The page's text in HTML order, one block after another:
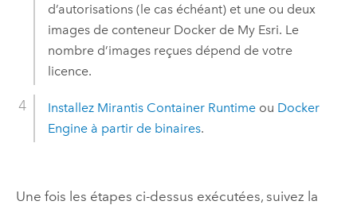
d’autorisations (le cas échéant) et une ou deux
images de conteneur Docker de My Esri. Le
nombre d’images reçues dépend de votre
licence.
Installez Mirantis Container Runtimeou Docker
Engineà partir de binaires.
Une fois les étapes ci-dessus exécutées, suivez la